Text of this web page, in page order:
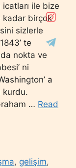
ile bize
kadar birçok
sizlerle
te
nokta ve
ni
a
kurdu.
… Read
, gelişim,